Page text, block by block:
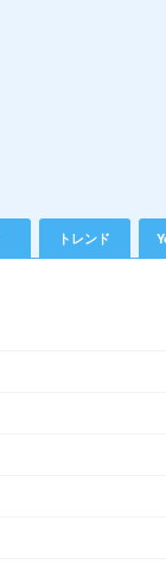
トレンド